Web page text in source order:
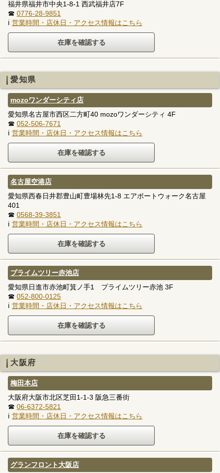
福井県福井市中央1-8-1 西武福井店7F
☎ 0776-28-9851
ℹ 営業時間・店休日・アクセス情報はこちら
愛知県
mozoワンダーシティ店
愛知県名古屋市西区二方町40 mozoワンダーシティ 4F
☎ 052-506-7671
ℹ 営業時間・店休日・アクセス情報はこちら
名古屋空港店
愛知県西春日井郡豊山町豊場林先1-8 エアポートウォーク名古屋
401
☎ 0568-39-3851
ℹ 営業時間・店休日・アクセス情報はこちら
プライムツリー赤池店
愛知県日進市赤池町箕ノ手1 プライムツリー赤池 3F
☎ 052-800-0125
ℹ 営業時間・店休日・アクセス情報はこちら
大阪府
梅田本店
大阪府大阪市北区芝田1-1-3 阪急三番街
☎ 06-6372-5821
ℹ 営業時間・店休日・アクセス情報はこちら
グランフロント大阪店